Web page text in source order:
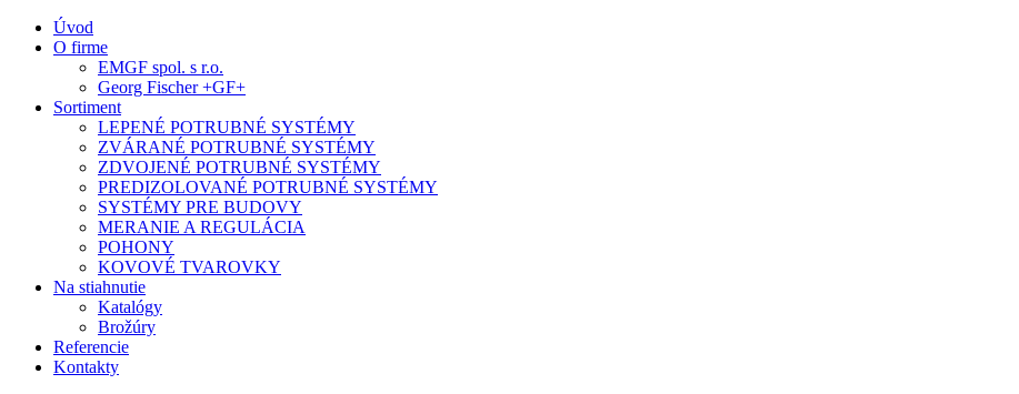
Úvod
O firme
EMGF spol. s r.o.
Georg Fischer +GF+
Sortiment
LEPENÉ POTRUBNÉ SYSTÉMY
ZVÁRANÉ POTRUBNÉ SYSTÉMY
ZDVOJENÉ POTRUBNÉ SYSTÉMY
PREDIZOLOVANÉ POTRUBNÉ SYSTÉMY
SYSTÉMY PRE BUDOVY
MERANIE A REGULÁCIA
POHONY
KOVOVÉ TVAROVKY
Na stiahnutie
Katalógy
Brožúry
Referencie
Kontakty